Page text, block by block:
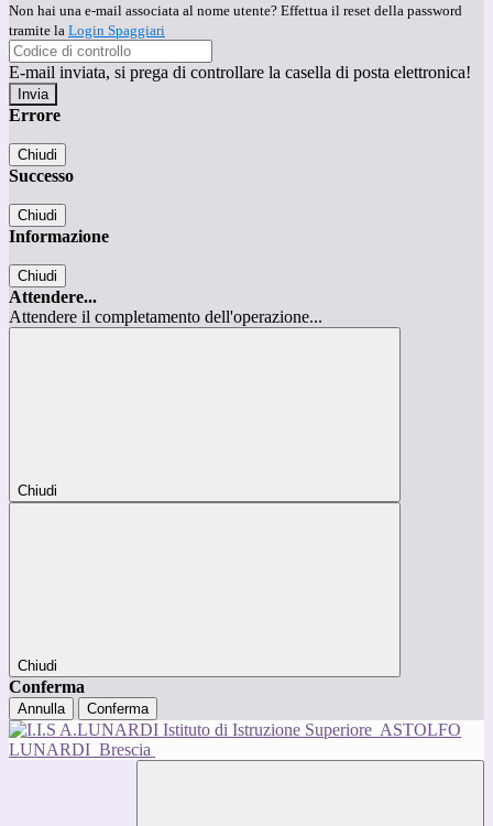
Non hai una e-mail associata al nome utente? Effettua il reset della password
tramite la Login Spaggiari
E-mail inviata, si prega di controllare la casella di posta elettronica!
Errore
Chiudi
Successo
Chiudi
Informazione
Chiudi
Attendere...
Attendere il completamento dell'operazione...
Chiudi
Chiudi
Conferma
Annulla Conferma
Istituto di Istruzione Superiore ASTOLFO
LUNARDI Brescia